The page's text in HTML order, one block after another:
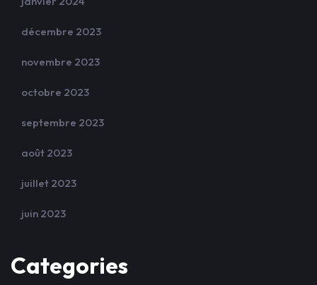
décembre 2023
novembre 2023
octobre 2023
septembre 2023
août 2023
juillet 2023
juin 2023
Categories